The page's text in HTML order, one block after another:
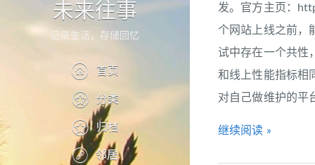
未来往事
记录生活，存储回忆
首页
分类
归档
邻居
发。官方主页：
个网站上线之前，
试中存在一个共性
和线上性能指标相
对自己做维护的平
继续阅读 »